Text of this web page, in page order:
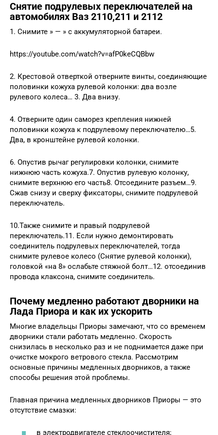
Снятие подрулевых переключателей на
автомобилях Ваз 2110,211 и 2112
1. Снимите » — » с аккумуляторной батареи.
https://youtube.com/watch?v=afP0keCQBbw
2. Крестовой отверткой отверните винты, соединяющие
половинки кожуха рулевой колонки: два возле
рулевого колеса… 3. Два внизу.
4. Отверните один саморез крепления нижней
половинки кожуха к подрулевому переключателю…5.
Два, в кронштейне рулевой колонки.
6. Опустив рычаг регулировки колонки, снимите
нижнюю часть кожуха.7. Опустив рулевую колонку,
снимите верхнюю его часть8. Отсоедините разъем…9.
Сжав снизу и сверху фиксаторы, снимите подрулевой
переключатель.
10.Также снимите и правый подрулевой
переключатель.11. Если нужно демонтировать
соединитель подрулевых переключателей, тогда
снимите рулевое колесо (Снятие рулевой колонки),
головкой «на 8» ослабьте стяжной болт…12. отсоединив
провода клаксона, снимите соединитель.
Почему медленно работают дворники на
Лада Приора и как их ускорить
Многие владельцы Приоры замечают, что со временем
дворники стали работать медленно. Скорость
снизилась в несколько раз и не поднимается даже при
очистке мокрого ветрового стекла. Рассмотрим
основные причины медленных дворников, а также
способы решения этой проблемы.
Главная причина медленных дворников Приоры — это
отсутствие смазки:
в электродвигателе стеклоочистителя;